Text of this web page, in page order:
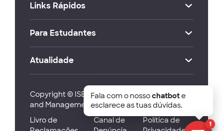
Links Rápidos
Para Estudantes
Atualidade
Copyright © ISEG Lisbon School of Economics
and Management 2026
Livro de
Canal de
Política de
1
Fala com o nossochatbote
esclarece as tuas dúvidas.